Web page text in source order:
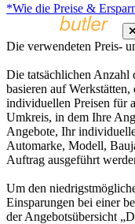
*Wie die Preise &
Die verwendeten Preis-
Die tatsächlichen Anzahl
basieren auf
individuellen Preisen für
Umkreis, in dem Ihre
Angebote, Ihr
Automarke, Modell,
Auftrag ausgeführt
Um den
Einsparungen bei einer
der Angebotsübersicht